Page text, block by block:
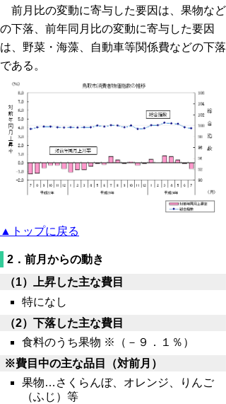
前月比の変動に寄与した要因は、果物など
の下落、前年同月比の変動に寄与した要因
は、野菜・海藻、自動車等関係費などの下落
である。
▲トップに戻る
2．前月からの動き
（1）上昇した主な費目
特になし
（2）下落した主な費目
食料のうち果物 ※（－９．１％）
※費目中の主な品目（対前月）
果物…さくらんぼ、オレンジ、りんご
（ふじ）等